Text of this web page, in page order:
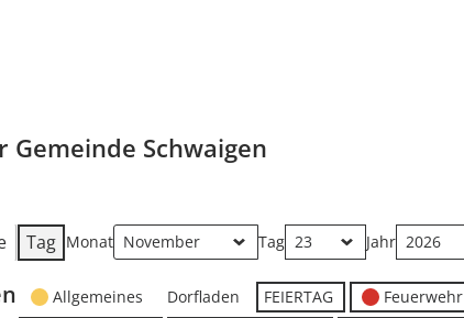
Schwaigen
Tag Monat Tag Jahr
Allgemeines Dorfladen FEIERTAG Feuerwehr